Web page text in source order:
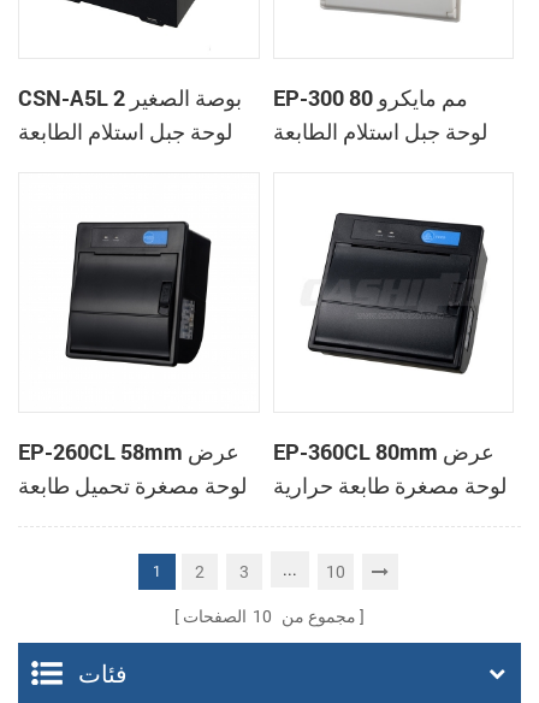
CSN-A5L 2 بوصة الصغير
لوحة جبل استلام الطابعة
EP-300 80 مم مايكرو
لوحة جبل استلام الطابعة
EP-260CL 58mm عرض
لوحة مصغرة تحميل طابعة
حرارية مع لصناعة
السيارات في القاطع
EP-360CL 80mm عرض
لوحة مصغرة طابعة حرارية
مع لصناعة السيارات في
1 2 3 ... 10
مجموع من 10 الصفحات
فئات